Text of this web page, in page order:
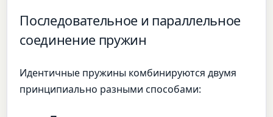
Последовательное и параллельное
соединение пружин
Идентичные пружины комбинируются двумя
принципиально разными способами: